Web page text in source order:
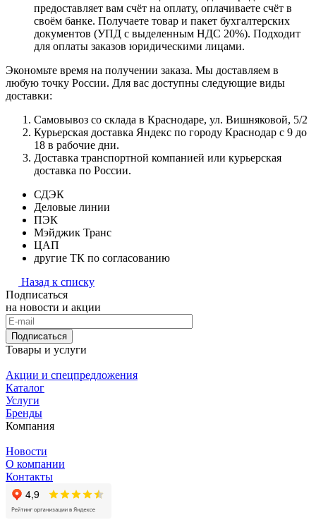
предоставляет вам счёт на оплату, оплачиваете счёт в
своём банке. Получаете товар и пакет бухгалтерских
документов (УПД с выделенным НДС 20%). Подходит
для оплаты заказов юридическими лицами.
Экономьте время на получении заказа. Мы доставляем в
любую точку России. Для вас доступны следующие виды
доставки:
Самовывоз со склада в Краснодаре, ул. Вишняковой, 5/2
Курьерская доставка Яндекс по городу Краснодар с 9 до
18 в рабочие дни.
Доставка транспортной компанией или курьерская
доставка по России.
СДЭК
Деловые линии
ПЭК
Мэйджик Транс
ЦАП
другие ТК по согласованию
Назад к списку
Подписаться
на новости и акции
Подписаться
Товары и услуги
Акции и спецпредложения
Каталог
Услуги
Бренды
Компания
Новости
О компании
Контакты